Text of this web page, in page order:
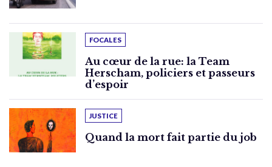
FOCALES
Au cœur de la rue: la Team
Herscham, policiers et passeurs
d’espoir
JUSTICE
Quand la mort fait partie du job